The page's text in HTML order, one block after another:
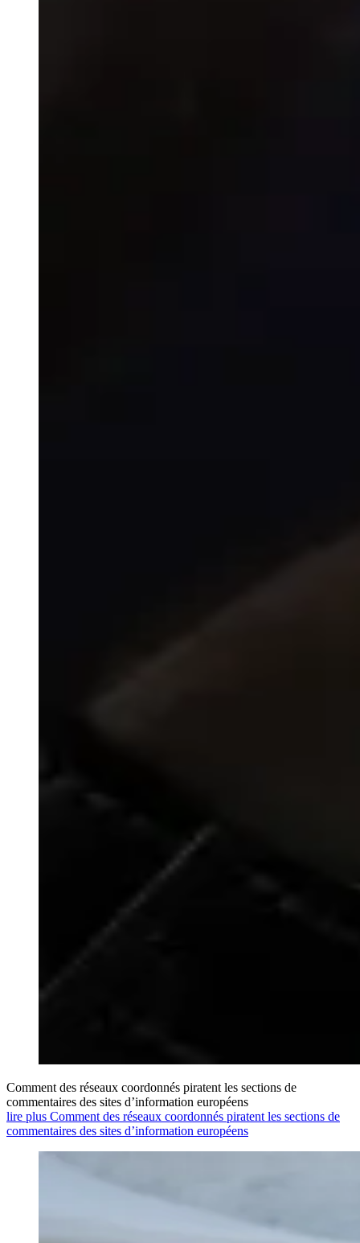
Comment des réseaux coordonnés piratent les sections de
commentaires des sites d’information européens
lire plus Comment des réseaux coordonnés piratent les sections de
commentaires des sites d’information européens